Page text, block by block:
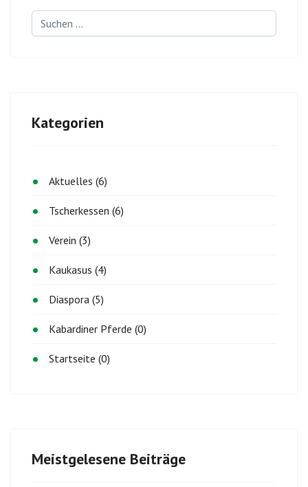
Suchen
...
Kategorien
Aktuelles (6)
Tscherkessen (6)
Verein (3)
Kaukasus (4)
Diaspora (5)
Kabardiner Pferde (0)
Startseite (0)
Meistgelesene Beiträge